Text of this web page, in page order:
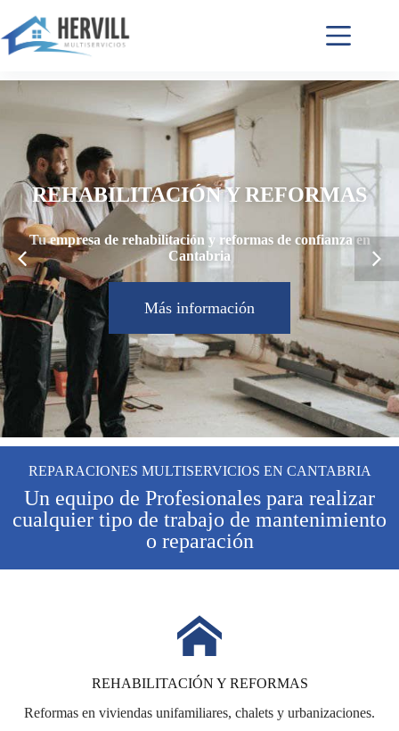
REHABILITACIÓN Y REFORMAS
Tu empresa de rehabilitación y reformas de confianza en
Cantabria
Más información
REPARACIONES MULTISERVICIOS EN CANTABRIA
Un equipo de Profesionales para realizar
cualquier tipo de trabajo de mantenimiento
o reparación
REHABILITACIÓN Y REFORMAS
Reformas en viviendas unifamiliares, chalets y urbanizaciones.